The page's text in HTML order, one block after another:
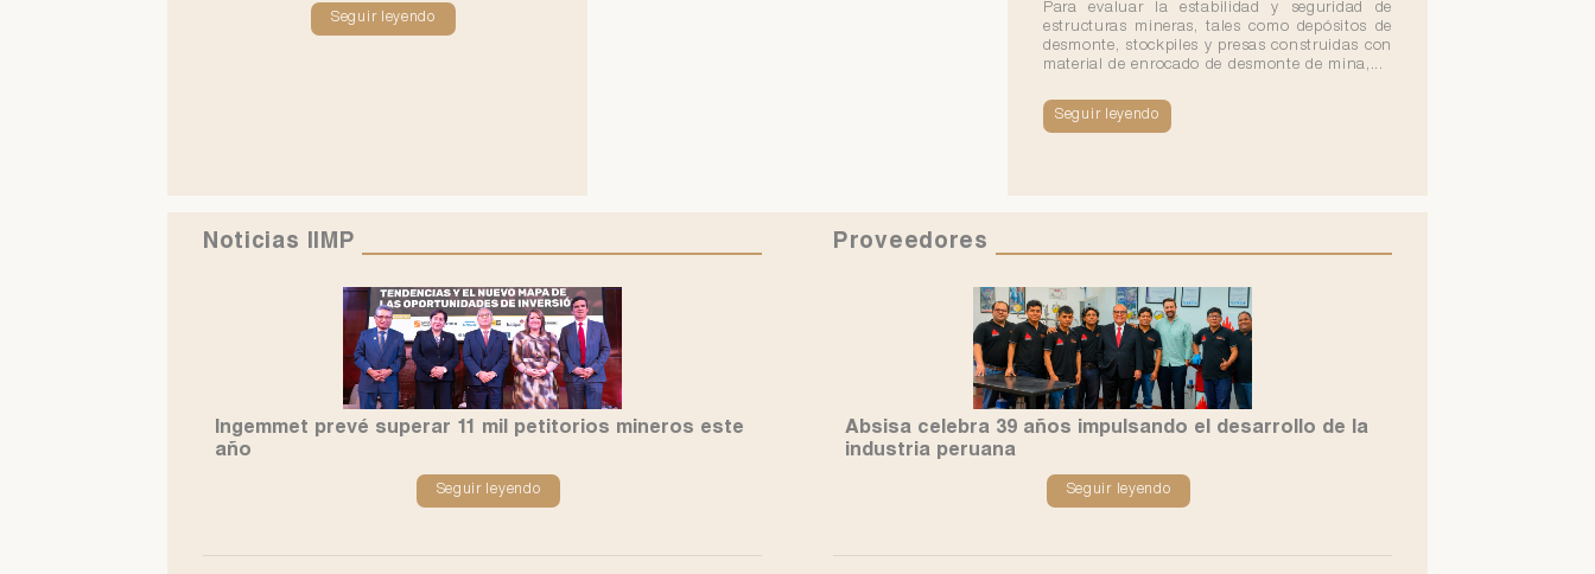
Seguir leyendo
Para evaluar la estabilidad y seguridad de
estructuras mineras, tales como depósitos de
desmonte, stockpiles y presas construidas con
material de enrocado de desmonte de mina,...
Seguir leyendo
Proveedores
Absisa celebra 39 años impulsando el desarrollo de la
industria peruana
Seguir leyendo
Noticias IIMP
Ingemmet prevé superar 11 mil petitorios mineros este
año
Seguir leyendo